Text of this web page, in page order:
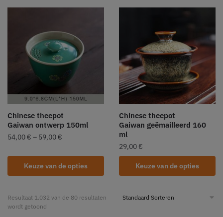
Chinese theepot
Gaiwan ontwerp 150ml
54,00 € – 59,00 €
Keuze van de opties
Chinese theepot
Gaiwan geëmailleerd 160
ml
29,00 €
Keuze van de opties
Resultaat 1.032 van de 80 resultaten
wordt getoond